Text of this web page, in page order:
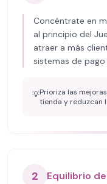
Concéntrate en
al principio del
atraer a más
sistemas de
💡Prioriza las
tienda y reduzcan
2 Equilibrio